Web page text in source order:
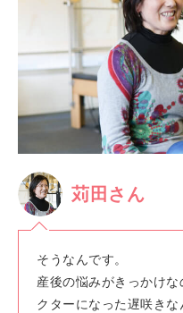
苅田さん
そうなんです。
産後の悩みがきっかけ
クターになった遅咲きな